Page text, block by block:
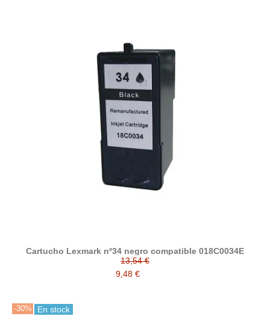
Cartucho Lexmark nº34 negro compatible 018C0034E
13,54 €
9,48 €
-30% En stock